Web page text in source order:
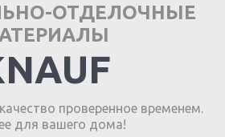
ОТДЕЛОЧНЫЕ
проверенное временем.
для вашего дома!